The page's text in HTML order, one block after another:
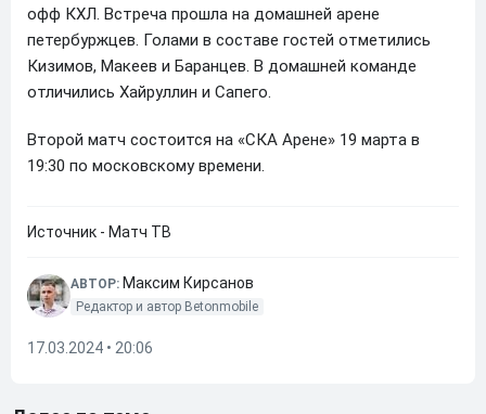
офф КХЛ. Встреча прошла на домашней арене
петербуржцев. Голами в составе гостей отметились
Кизимов, Макеев и Баранцев. В домашней команде
отличились Хайруллин и Сапего.
Второй матч состоится на «СКА Арене» 19 марта в
19:30 по московскому времени.
Источник - Матч ТВ
АВТОР: Максим Кирсанов
Редактор и автор Betonmobile
17.03.2024 • 20:06